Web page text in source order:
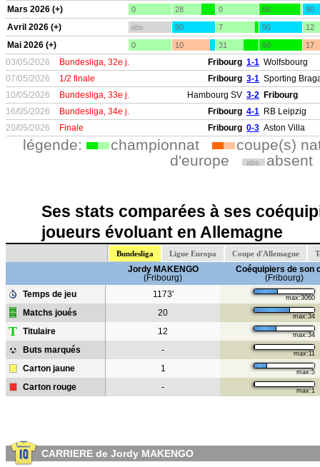
Mars 2026 (+) 0 28 0 86 90
Avril 2026 (+) abs. 90 7 90 12
Mai 2026 (+) 0 10 31 90 17
03/05/2026 Bundesliga, 32e j. Fribourg 1-1 Wolfsbourg
07/05/2026
1/2 finale Fribourg 3-1 Sporting
10/05/2026
Bundesliga, 33e j. Hambourg SV 3-2 Fribourg
16/05/2026
Bundesliga, 34e j. Fribourg 4-1 RB Leipzig
20/05/2026
Finale Fribourg 0-3 Aston Villa
légende: championnat
coupe(s)
d'europe
abs. absent
Ses stats comparées à ses
joueurs évoluant en Allemagne
Bundesliga Ligue Europa Coupe d'Allemagne
Jordy MAKENGO
(Fribourg)
Coéquipiers de son
(Fribourg)
Temps de jeu
1173' max:3060
Matchs joués 20 max:34
T Titulaire 12 max:34
Buts marqués - max:11
Carton jaune 1 max:5
Carton rouge - max:1
CARRIERE de Jordy MAKENGO